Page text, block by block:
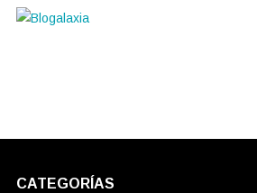
CATEGORÍAS